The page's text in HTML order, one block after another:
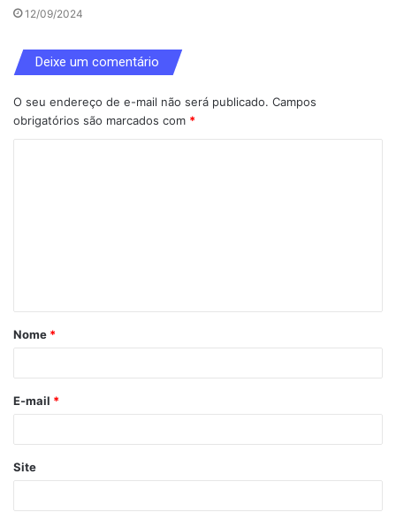
12/09/2024
Deixe um comentário
O seu endereço de e-mail não será publicado. Campos
obrigatórios são marcados com *
á
r
*
Nome *
E-mail *
Site